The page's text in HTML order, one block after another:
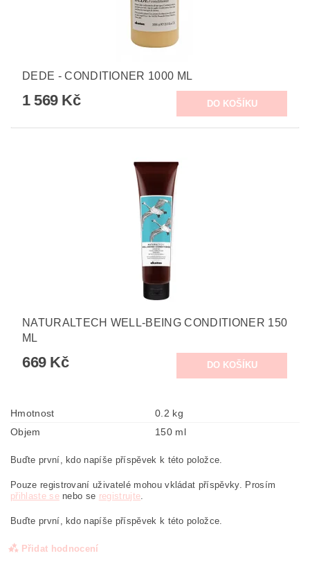
DEDE - CONDITIONER 1000 ML
1 569 Kč
NATURALTECH WELL-BEING CONDITIONER 150
ML
669 Kč
Hmotnost
0.2 kg
Objem
150 ml
Buďte první, kdo napíše příspěvek k této položce.
Pouze registrovaní uživatelé mohou vkládat příspěvky. Prosím
přihlaste senebo se registrujte
Buďte první, kdo napíše příspěvek k této položce.
Přidat hodnocení